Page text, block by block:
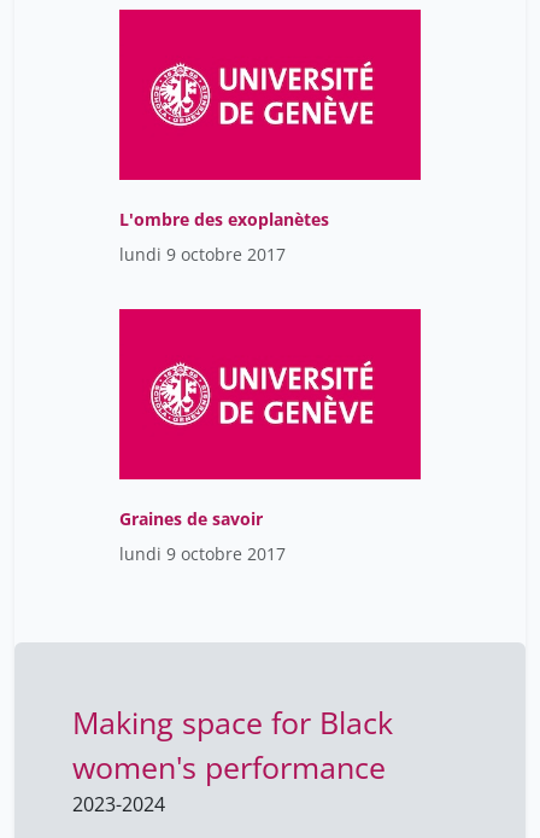
L'ombre des exoplanètes
lundi 9 octobre 2017
Graines de savoir
lundi 9 octobre 2017
Making space for Black
women's performance
2023-2024